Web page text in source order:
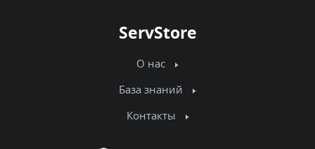
ServStore
О нас
База знаний
Контакты